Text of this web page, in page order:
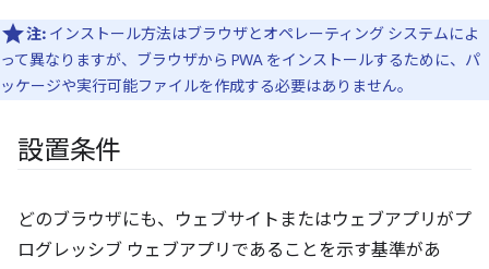
注: インストール方法はブラウザとオペレーティング システムによ
って異なりますが、ブラウザから PWA をインストールするために、パ
ッケージや実行可能ファイルを作成する必要はありません。
設置条件
どのブラウザにも、ウェブサイトまたはウェブアプリがプ
ログレッシブ ウェブアプリであることを示す基準があ